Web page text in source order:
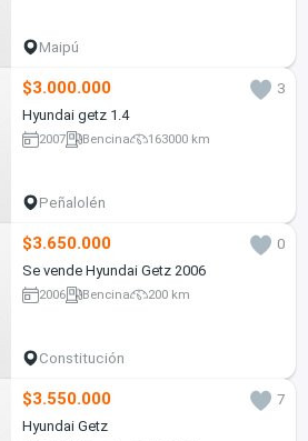
Maipú
$3.000.000
3
Hyundai getz 1.4
2007 Bencina 163000 km
Peñalolén
$3.650.000
0
Se vende Hyundai Getz 2006
2006 Bencina 200 km
Constitución
$3.550.000
7
Hyundai Getz